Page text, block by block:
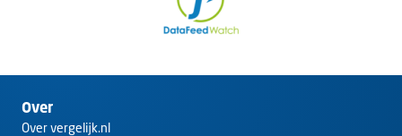
Over
Over vergelijk.nl